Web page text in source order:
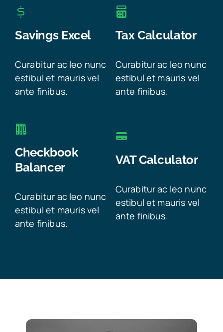
Savings Excel
Curabitur ac leo nunc
estibul et mauris vel
ante finibus.
Tax Calculator
Curabitur ac leo nunc
estibul et mauris vel
ante finibus.
Checkbook
Balancer
Curabitur ac leo nunc
estibul et mauris vel
ante finibus.
VAT Calculator
Curabitur ac leo nunc
estibul et mauris vel
ante finibus.